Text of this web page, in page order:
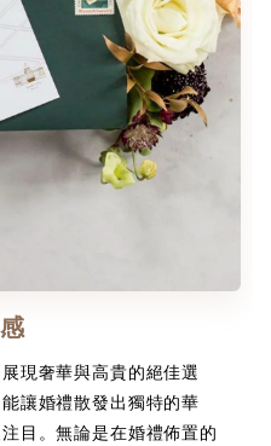
現奢華與高貴的絕佳選
讓婚禮散發出獨特的華
目。無論是在婚禮佈置的